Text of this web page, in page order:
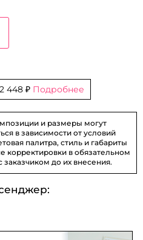
2 448 ₽ Подробнее
и размеры могут
в зависимости от условий
палитра, стиль и габариты
корректировки в обязательном
до их внесения.